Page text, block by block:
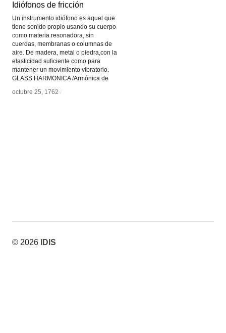
Idiófonos de fricción
Un instrumento idiófono es aquel que
tiene sonido propio usando su cuerpo
como materia resonadora, sin
cuerdas, membranas o columnas de
aire. De madera, metal o piedra,con la
elasticidad suficiente como para
mantener un movimiento vibratorio.
GLASS HARMONICA /Armónica de
octubre 25, 1762 /
Idiófonos de fricción
octubre 25, 1762 /
© 2026 IDIS